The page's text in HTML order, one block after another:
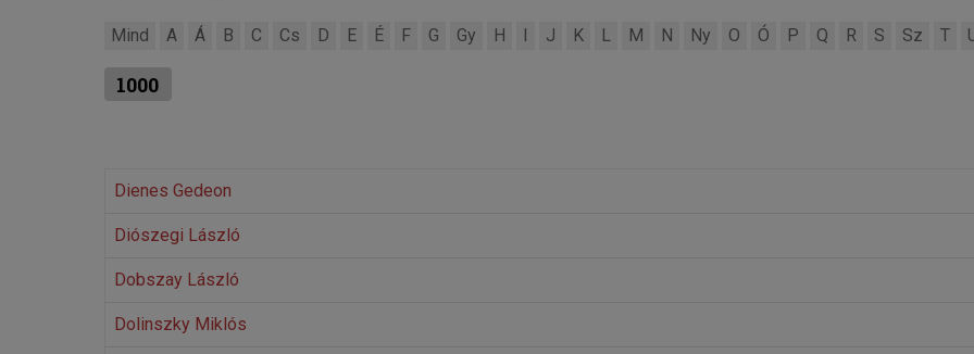
Mind A Á B C Cs D E É F G Gy H I J K L M N Ny O Ó P Q R S Sz T
1000
Dienes Gedeon
Diószegi László
Dobszay László
Dolinszky Miklós